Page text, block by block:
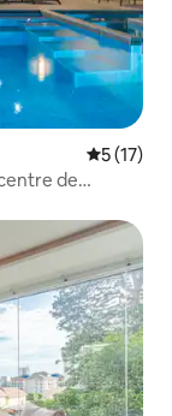
5 (17)
de
nue, table